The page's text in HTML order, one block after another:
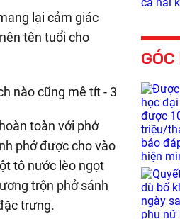
lại cảm giác
tên tuổi cho
toàn với phở
phở được cho vào
tô nước lèo ngọt
trộn phở sánh
trưng.
GÓC